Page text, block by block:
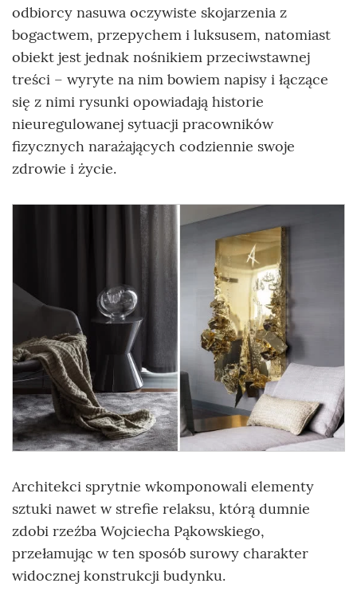
odbiorcy nasuwa oczywiste skojarzenia z
bogactwem, przepychem i luksusem, natomiast
obiekt jest jednak nośnikiem przeciwstawnej
treści – wyryte na nim bowiem napisy i łączące
się z nimi rysunki opowiadają historie
nieuregulowanej sytuacji pracowników
fizycznych narażających codziennie swoje
zdrowie i życie.
Architekci sprytnie wkomponowali elementy
sztuki nawet w strefie relaksu, którą dumnie
zdobi rzeźba Wojciecha Pąkowskiego,
przełamując w ten sposób surowy charakter
widocznej konstrukcji budynku.